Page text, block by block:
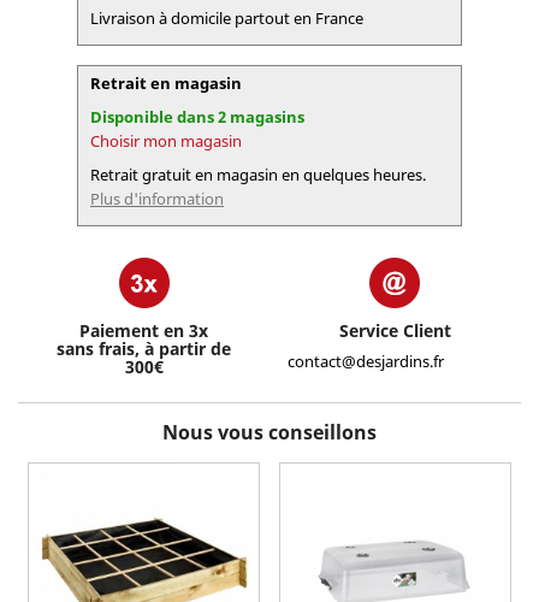
Livraison à domicile partout en France
Retrait en magasin
Disponible dans 2 magasins
Choisir mon magasin
Retrait gratuit en magasin en quelques heures.
Plus d'information
Paiement en 3x
sans frais, à partir de
300€
Service Client
contact@desjardins.fr
Nous vous conseillons